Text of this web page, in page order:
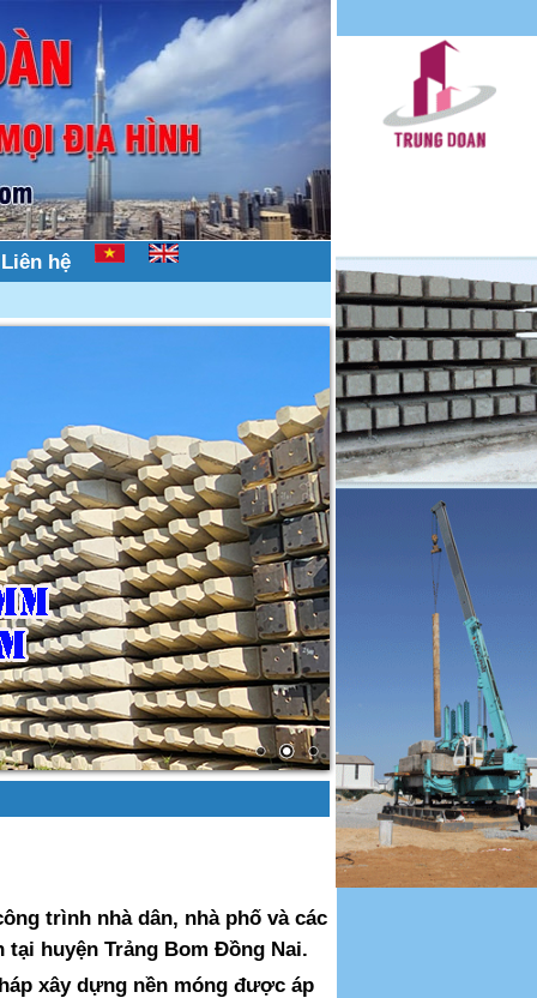
Liên hệ
ép cọc bê tông trên mọi địa hình, nhà dân, nhà phố,
trình nhà dân, nhà phố và các
huyện Trảng Bom Đồng Nai.
xây dựng nền móng được áp